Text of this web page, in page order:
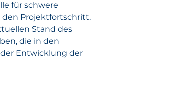
für schwere
Projektfortschritt.
Stand des
die in den
Entwicklung der